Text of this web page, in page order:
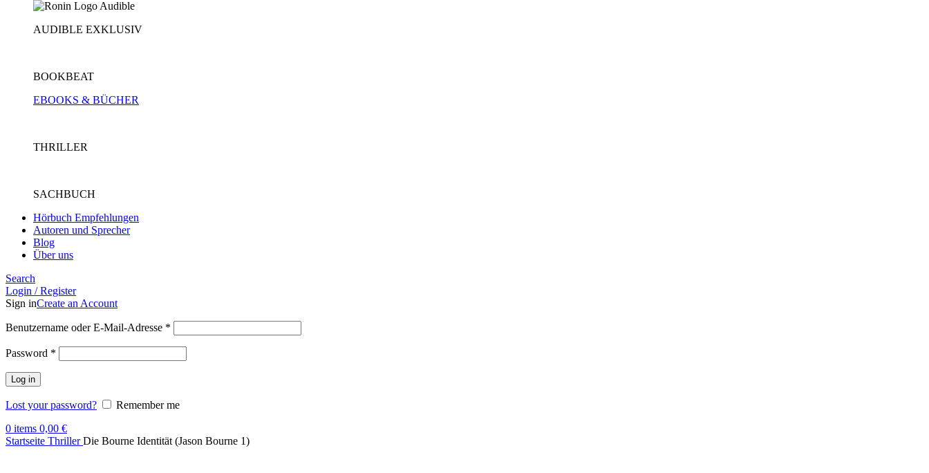
AUDIBLE EXKLUSIV
BOOKBEAT
EBOOKS & BÜCHER
THRILLER
SACHBUCH
Hörbuch Empfehlungen
Autoren und Sprecher
Blog
Über uns
Search
Login / Register
Sign inCreate an Account
Benutzername oder E-Mail-Adresse *
Password *
Log in
Lost your password?
Remember me
0 items 0,00 €
Startseite ThrillerDie Bourne Identität (Jason Bourne 1)